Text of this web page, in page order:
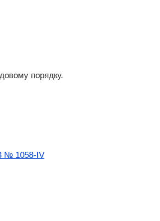
порядку.
№ 1058-IV